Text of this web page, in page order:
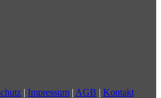
| Impressum | AGB | Kontakt